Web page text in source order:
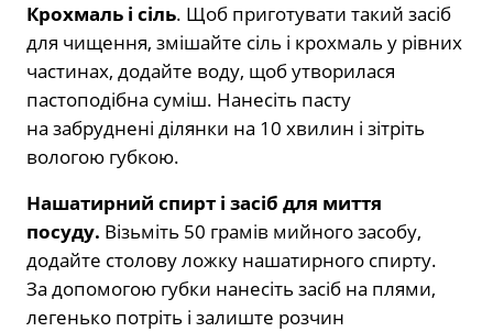
Крохмаль і сіль. Щоб приготувати такий засіб
для чищення, змішайте сіль і крохмаль у рівних
частинах, додайте воду, щоб утворилася
пастоподібна суміш. Нанесіть пасту
на забруднені ділянки на 10 хвилин і зітріть
вологою губкою.
Нашатирний спирт і засіб для миття
посуду. Візьміть 50 грамів мийного засобу,
додайте столову ложку нашатирного спирту.
За допомогою губки нанесіть засіб на плями,
легенько потріть і залиште розчин